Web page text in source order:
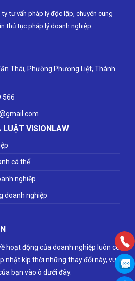
tư vấn pháp lý độc lập, chuyên cung
thủ tục pháp lý doanh nghiệp.
Thái, Phường Phương Liệt, Thành
566
LUẬT VISIONLAW
cá thể
nghiệp
doanh nghiệp
hoạt động của doanh nghiệp luôn có
nhật kịp thời những thay đổi này, vui
bạn vào ô dưới đây.